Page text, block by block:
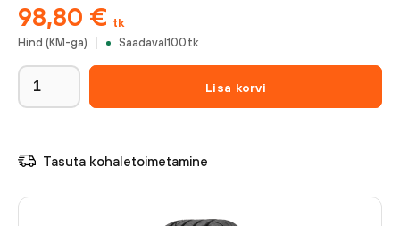
98,80 € tk
Hind (KM-ga) Saadaval 100 tk
Lisa korvi
Tasuta kohaletoimetamine